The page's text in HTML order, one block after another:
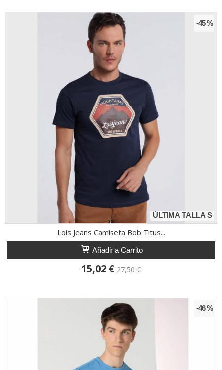
ÚLTIMA TALLA S
-45 %
Lois Jeans Camiseta Bob Titus...
Añadir a Carrito
15,02 € 27,50 €
-46 %